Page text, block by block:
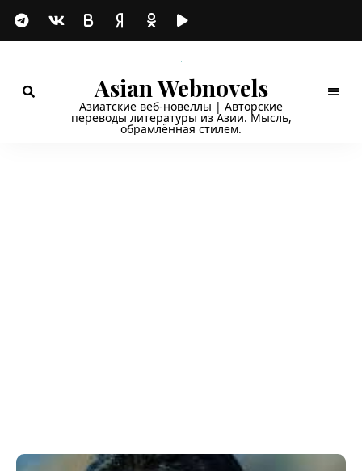
Asian Webnovels
Азиатские веб-новеллы | Авторские
переводы литературы из Азии. Мысль,
обрамлённая стилем.